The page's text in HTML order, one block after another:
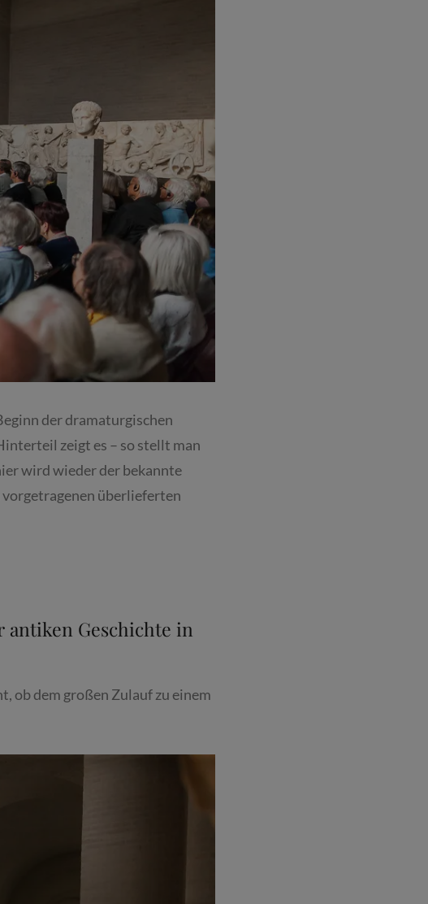
der dramaturgischen
zeigt es – so stellt man
wird wieder der bekannte
überlieferten
antiken Geschichte in
ob dem großen Zulauf zu einem